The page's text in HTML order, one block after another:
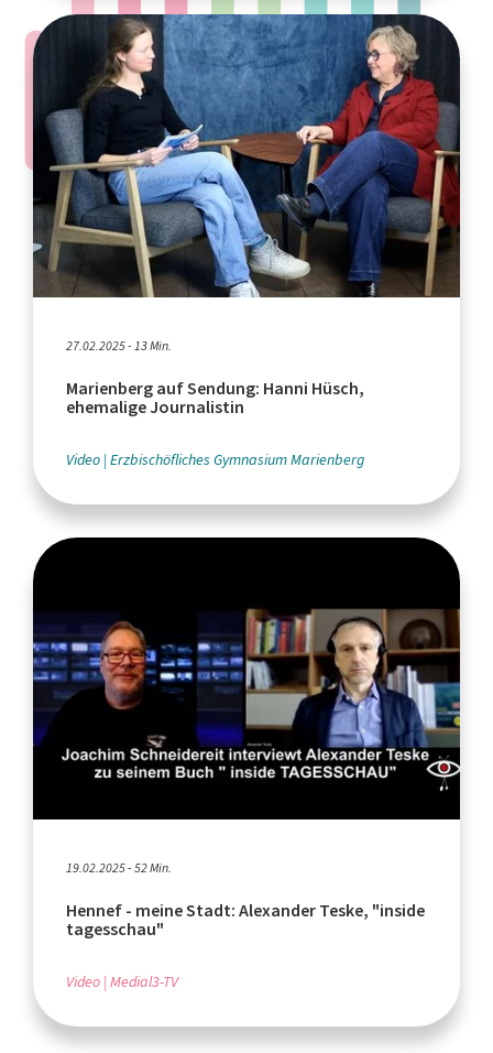
27.02.2025 - 13 Min.
Marienberg auf Sendung: Hanni Hüsch,
ehemalige Journalistin
Video Erzbischöfliches Gymnasium Marienberg
19.02.2025 - 52 Min.
Hennef - meine Stadt: Alexander Teske, "inside
tagesschau"
Video Medial3-TV